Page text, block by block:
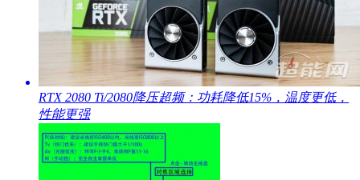
​RTX 2080 Ti/2080降压超频：功耗降低15%，温度更低，
性能更强